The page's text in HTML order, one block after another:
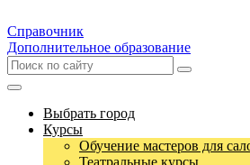
Справочник
Дополнительное образование
Выбрать город
Курсы
Обучение мастеров для
Театральные курсы